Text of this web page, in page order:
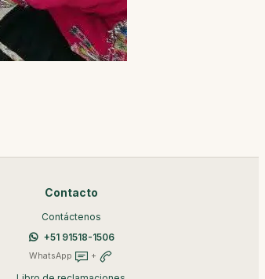
Contacto
Contáctenos
+51 91518-1506
WhatsApp +